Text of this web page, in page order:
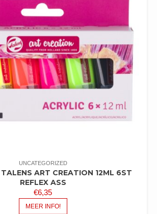
UNCATEGORIZED
TALENS ART CREATION 12ML 6ST
REFLEX ASS
€6,35
MEER INFO!